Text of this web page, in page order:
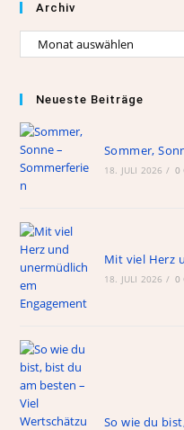
Archiv
Neueste Beiträge
Sommer,
18. JULI 2026 / 0
Mit viel Herz
18. JULI 2026 / 0
So wie du